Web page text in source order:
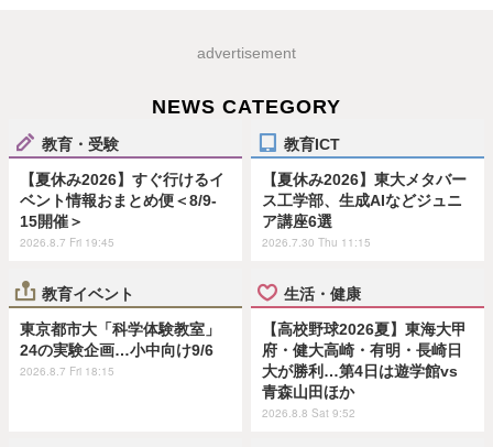
advertisement
NEWS CATEGORY
教育・受験
【夏休み2026】すぐ行けるイ
ベント情報おまとめ便＜8/9-
15開催＞
2026.8.7 Fri 19:45
教育ICT
【夏休み2026】東大メタバー
ス工学部、生成AIなどジュニ
ア講座6選
2026.7.30 Thu 11:15
教育イベント
東京都市大「科学体験教室」
24の実験企画…小中向け9/6
2026.8.7 Fri 18:15
生活・健康
【高校野球2026夏】東海大甲
府・健大高崎・有明・長崎日
大が勝利…第4日は遊学館vs
青森山田ほか
2026.8.8 Sat 9:52